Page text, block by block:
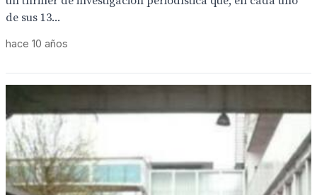
de sus 13...
hace 10 años